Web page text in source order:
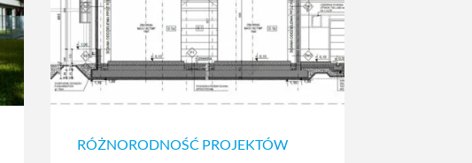
RÓŻNORODNOŚĆ PROJEKTÓW